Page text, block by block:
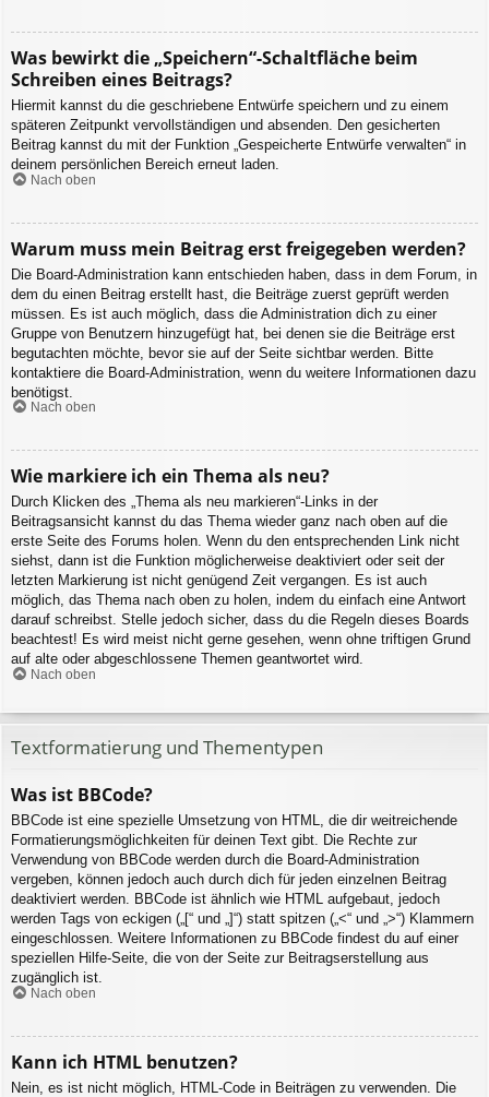
Was bewirkt die „Speichern“-Schaltfläche beim
Schreiben eines Beitrags?
Hiermit kannst du die geschriebene Entwürfe speichern und zu einem
späteren Zeitpunkt vervollständigen und absenden. Den gesicherten
Beitrag kannst du mit der Funktion „Gespeicherte Entwürfe verwalten“ in
deinem persönlichen Bereich erneut laden.
Nach oben
Warum muss mein Beitrag erst freigegeben werden?
Die Board-Administration kann entschieden haben, dass in dem Forum, in
dem du einen Beitrag erstellt hast, die Beiträge zuerst geprüft werden
müssen. Es ist auch möglich, dass die Administration dich zu einer
Gruppe von Benutzern hinzugefügt hat, bei denen sie die Beiträge erst
begutachten möchte, bevor sie auf der Seite sichtbar werden. Bitte
kontaktiere die Board-Administration, wenn du weitere Informationen dazu
benötigst.
Nach oben
Wie markiere ich ein Thema als neu?
Durch Klicken des „Thema als neu markieren“-Links in der
Beitragsansicht kannst du das Thema wieder ganz nach oben auf die
erste Seite des Forums holen. Wenn du den entsprechenden Link nicht
siehst, dann ist die Funktion möglicherweise deaktiviert oder seit der
letzten Markierung ist nicht genügend Zeit vergangen. Es ist auch
möglich, das Thema nach oben zu holen, indem du einfach eine Antwort
darauf schreibst. Stelle jedoch sicher, dass du die Regeln dieses Boards
beachtest! Es wird meist nicht gerne gesehen, wenn ohne triftigen Grund
auf alte oder abgeschlossene Themen geantwortet wird.
Nach oben
Textformatierung und Thementypen
Was ist BBCode?
BBCode ist eine spezielle Umsetzung von HTML, die dir weitreichende
Formatierungsmöglichkeiten für deinen Text gibt. Die Rechte zur
Verwendung von BBCode werden durch die Board-Administration
vergeben, können jedoch auch durch dich für jeden einzelnen Beitrag
deaktiviert werden. BBCode ist ähnlich wie HTML aufgebaut, jedoch
werden Tags von eckigen („[“ und „]“) statt spitzen („<“ und „>“) Klammern
eingeschlossen. Weitere Informationen zu BBCode findest du auf einer
speziellen Hilfe-Seite, die von der Seite zur Beitragserstellung aus
zugänglich ist.
Nach oben
Kann ich HTML benutzen?
Nein, es ist nicht möglich, HTML-Code in Beiträgen zu verwenden. Die